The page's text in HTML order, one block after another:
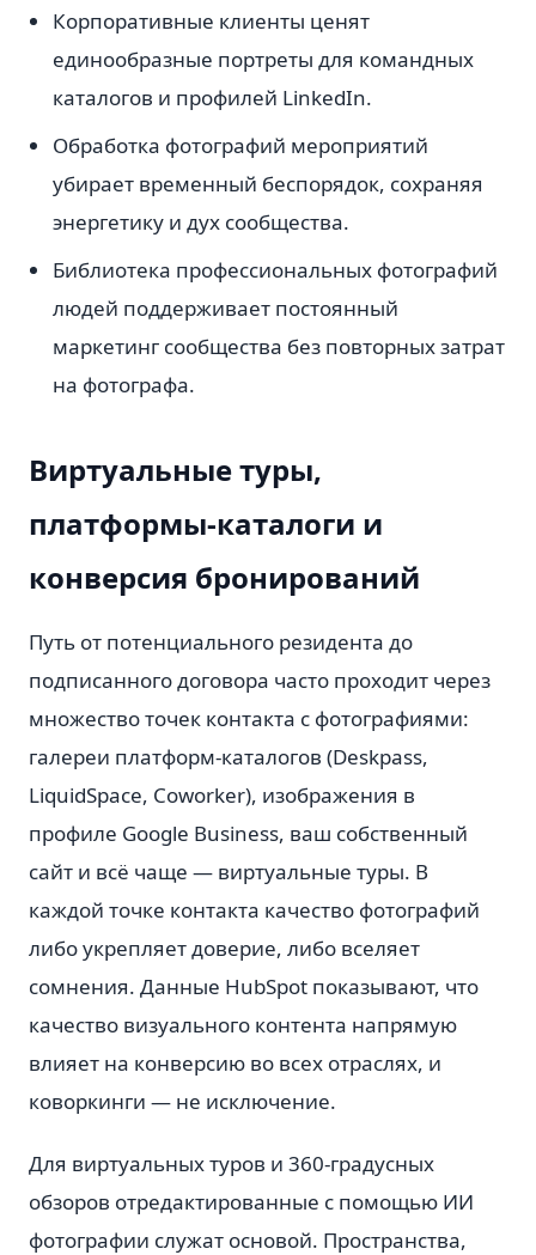
Корпоративные клиенты ценят
единообразные портреты для командных
каталогов и профилей LinkedIn.
Обработка фотографий мероприятий
убирает временный беспорядок, сохраняя
энергетику и дух сообщества.
Библиотека профессиональных фотографий
людей поддерживает постоянный
маркетинг сообщества без повторных затрат
на фотографа.
Виртуальные туры,
платформы-каталоги и
конверсия бронирований
Путь от потенциального резидента до
подписанного договора часто проходит через
множество точек контакта с фотографиями:
галереи платформ-каталогов (Deskpass,
LiquidSpace, Coworker), изображения в
профиле Google Business, ваш собственный
сайт и всё чаще — виртуальные туры. В
каждой точке контакта качество фотографий
либо укрепляет доверие, либо вселяет
сомнения. Данные HubSpot показывают, что
качество визуального контента напрямую
влияет на конверсию во всех отраслях, и
коворкинги — не исключение.
Для виртуальных туров и 360-градусных
обзоров отредактированные с помощью ИИ
фотографии служат основой. Пространства,